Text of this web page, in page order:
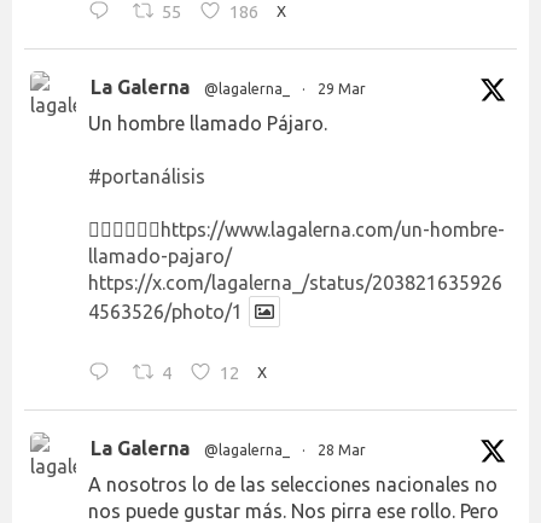
55 186 X
La Galerna @lagalerna_ · 29 Mar
Un hombre llamado Pájaro.
#portanálisis
👉🏻👉🏻👉🏻 https://www.lagalerna.com/un-hombre-
llamado-pajaro/
https://x.com/lagalerna_/status/203821635926
4563526/photo/1
4 12 X
La Galerna @lagalerna_ · 28 Mar
A nosotros lo de las selecciones nacionales no
nos puede gustar más. Nos pirra ese rollo. Pero